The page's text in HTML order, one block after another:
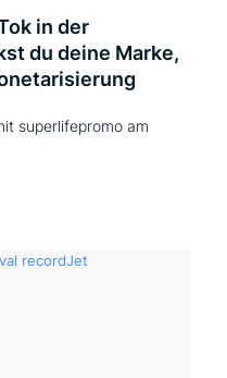
in der
du deine Marke,
superlifepromo am